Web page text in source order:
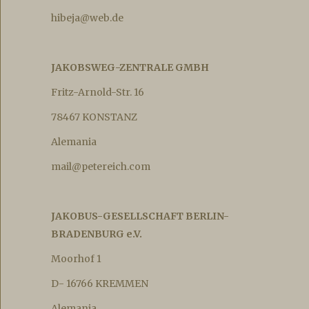
hibeja@web.de
JAKOBSWEG-ZENTRALE GMBH
Fritz-Arnold-Str. 16
78467 KONSTANZ
Alemania
mail@petereich.com
JAKOBUS-GESELLSCHAFT BERLIN-
BRADENBURG e.V.
Moorhof 1
D- 16766 KREMMEN